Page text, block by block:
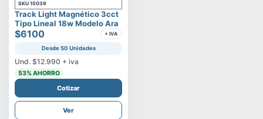
SKU 15039
Track Light Magnético 3cct
Tipo Lineal 18w Modelo Ara
$6100 + IVA
Desde 50 Unidades
Und. $12.990 + iva
53% AHORRO
Cotizar
Ver